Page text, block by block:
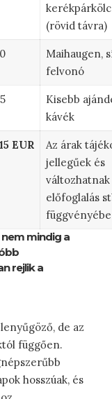
(rövid távra)
Maihaugen,
felvonó
Kisebb
kávék
EUR
Az árak
jellegűek és
változhatnak
előfoglalás
mindig a
rejlik a
de az
függően.
hosszúak, és